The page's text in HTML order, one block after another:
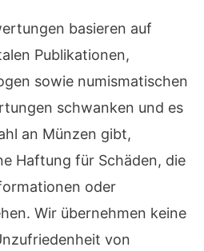
basieren auf
Publikationen,
sowie numismatischen
schwanken und es
an Münzen gibt,
Haftung für Schäden, die
oder
Wir übernehmen keine
von